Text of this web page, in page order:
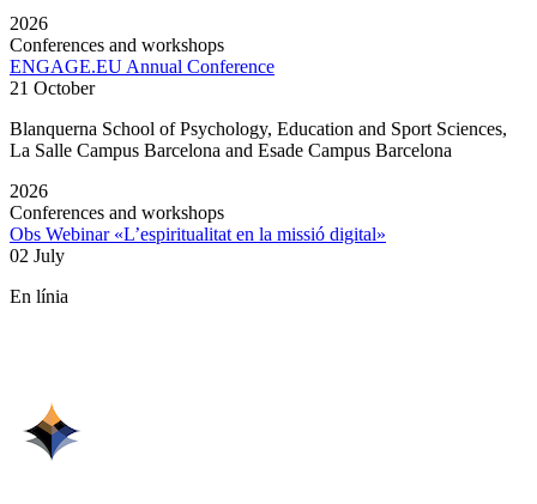
2026
Conferences and workshops
ENGAGE.EU Annual Conference
21 October
Blanquerna School of Psychology, Education and Sport Sciences,
La Salle Campus Barcelona and Esade Campus Barcelona
2026
Conferences and workshops
Obs Webinar «L’espiritualitat en la missió digital»
02 July
En línia